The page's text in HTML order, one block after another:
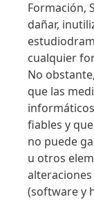
Formación,
dañar,
cualquier
No
que las
fiables y
no puede
u otros
(software y